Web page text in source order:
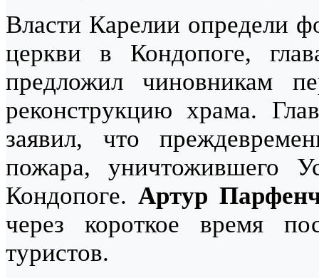
Власти Карелии определи
церкви в Кондопоге,
предложил чиновникам
реконструкцию храма.
заявил, что
пожара, уничтожившего
Кондопоге. Артур
через короткое время
туристов.